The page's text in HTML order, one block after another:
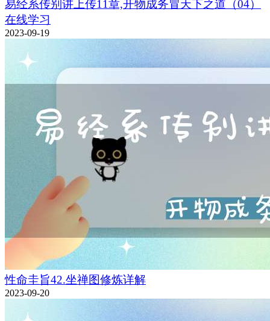
易经系传别讲上传11章,开物成务冒天下之道（04）
在线学习
2023-09-19
性命圭旨42.坐禅图修炼详解
2023-09-20